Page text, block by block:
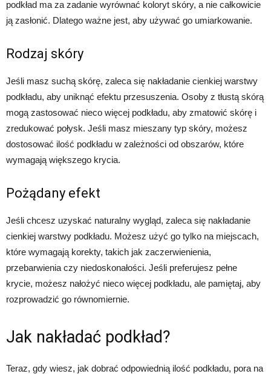
podkład ma za zadanie wyrównać koloryt skóry, a nie całkowicie
ją zasłonić. Dlatego ważne jest, aby używać go umiarkowanie.
Rodzaj skóry
Jeśli masz suchą skórę, zaleca się nakładanie cienkiej warstwy
podkładu, aby uniknąć efektu przesuszenia. Osoby z tłustą skórą
mogą zastosować nieco więcej podkładu, aby zmatowić skórę i
zredukować połysk. Jeśli masz mieszany typ skóry, możesz
dostosować ilość podkładu w zależności od obszarów, które
wymagają większego krycia.
Pożądany efekt
Jeśli chcesz uzyskać naturalny wygląd, zaleca się nakładanie
cienkiej warstwy podkładu. Możesz użyć go tylko na miejscach,
które wymagają korekty, takich jak zaczerwienienia,
przebarwienia czy niedoskonałości. Jeśli preferujesz pełne
krycie, możesz nałożyć nieco więcej podkładu, ale pamiętaj, aby
rozprowadzić go równomiernie.
Jak nakładać podkład?
Teraz, gdy wiesz, jak dobrać odpowiednią ilość podkładu, pora na